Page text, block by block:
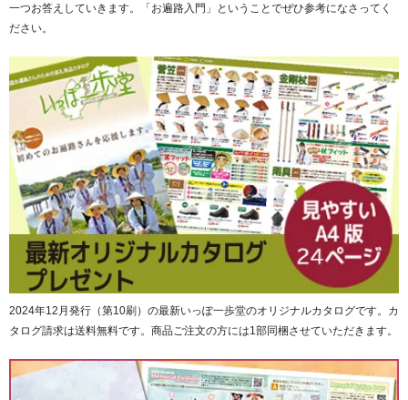
満願の後、表装を施し、家宝として代々大事に受け継ぐ一
品とされています。
一つお答えしていきます。「お遍路入門」ということでぜひ参考になさってく
ださい。
2024年12月発行（第10刷）の最新いっぽ一歩堂のオリジナルカタログです。カ
タログ請求は送料無料です。商品ご注文の方には1部同梱させていただきます。